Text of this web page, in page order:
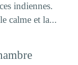
indiennes.
calme et la...